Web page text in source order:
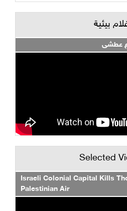
بيئية
عطشى
Selected
Israeli Colonial Capital Kills
Palestinian Air